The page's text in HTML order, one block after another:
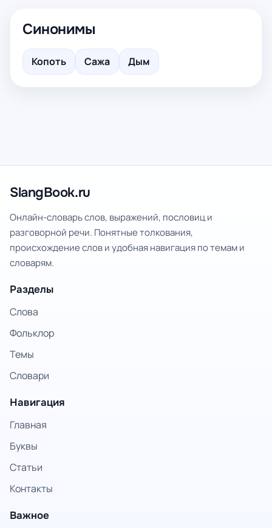
Синонимы
Копоть Сажа Дым
SlangBook.ru
Онлайн-словарь слов, выражений, пословиц и
разговорной речи. Понятные толкования,
происхождение слов и удобная навигация по темам и
словарям.
Разделы
Слова
Фольклор
Темы
Словари
Навигация
Главная
Буквы
Статьи
Контакты
Важное